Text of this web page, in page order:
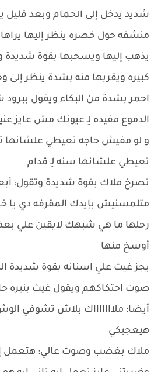
شديد يدخل إلى الحمام وبعد قليل
منشفه حول خصره ينظر إليها
يذهب إليها ويسحبها بقوة
كبيره ويقربها منه بشدة ينظر إلى
احمر بشدة من البكاء ويقول
الدموع مفيده لِـ عيونك مش عايز
و لو مفيش حاجه تعيطي علشانها
تعيطي علشانها سنه لِـ قدام
تصرخ ملاك بقوة شديدة وتقول:
متلمسنيش بإيدك المقرفه دي يا
رحلها ما هي شبهك لايقين علي
أوسخ منها
يجز غيث علي اسنانه بقوة شديدة
صوت احتكاكهم ويقول غيث بنبره
أيضا: ملاااااااك بلاش تشوفي
هيعجبكي
ملاك بغضب وصوت عالي: هتعمل